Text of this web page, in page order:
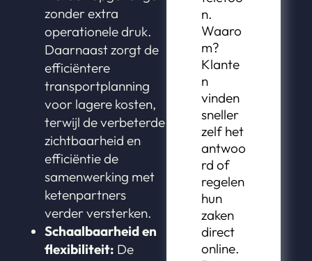
zonder extra
operationele druk.
Daarnaast zorgt de
efficiëntere
transportplanning
voor lagere kosten,
terwijl de verbeterde
zichtbaarheid en
efficiëntie de
samenwerking met
ketenpartners
verder versterken.
Schaalbaarheid en
flexibiliteit: De
n.
Waaro
m?
Klante
n
vinden
sneller
zelf het
antwoo
rd of
regelen
hun
zaken
direct
online.